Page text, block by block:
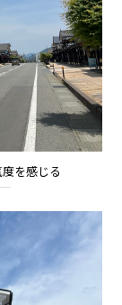
を感じる